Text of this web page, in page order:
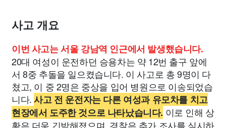
사고 개요
이번 사고는 서울 강남역 인근에서 발생했습니다.
20대 여성이 운전하던 승용차는 약 12번 출구 앞에
서 8중 추돌을 일으켰습니다. 이 사고로 총 9명이 다
쳤고, 이 중 2명은 중상을 입어 병원으로 이송되었습
니다.사고 전 운전자는 다른 여성과 유모차를 치고
현장에서 도주한 것으로 나타났습니다. 이로 인해 상
황은 더욱 긴박해졌으며, 경찰은 추가 조사를 실시하